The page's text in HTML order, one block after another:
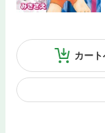
カート